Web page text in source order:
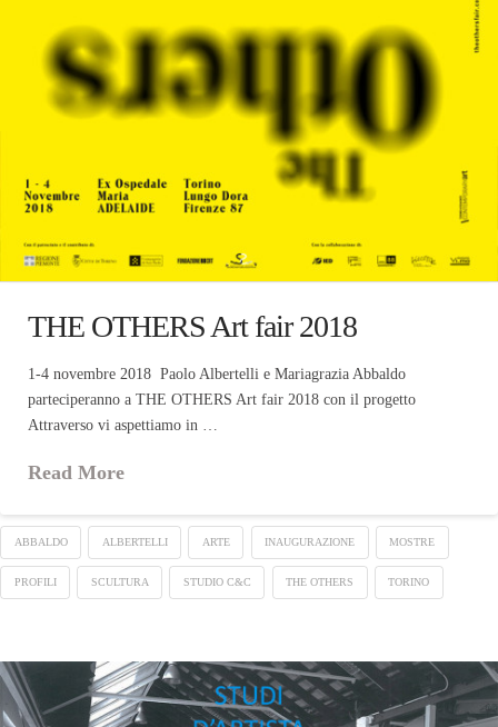
THE OTHERS Art fair 2018
1-4 novembre 2018 Paolo Albertelli e Mariagrazia Abbaldo
parteciperanno a THE OTHERS Art fair 2018 con il progetto
Attraverso vi aspettiamo in …
Read More
ABBALDO ALBERTELLI ARTE INAUGURAZIONE MOSTRE
PROFILI SCULTURA STUDIO C&C THE OTHERS TORINO